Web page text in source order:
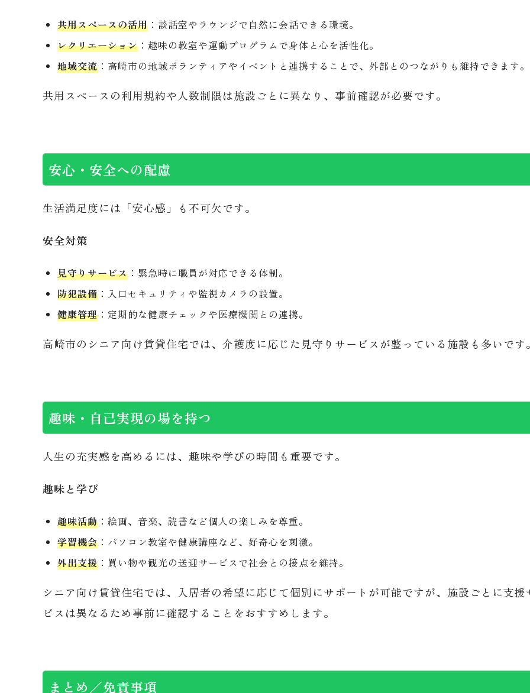
共用スペースの活用 ：談話室やラウンジで自然に会話できる環境。
レクリエーション ：趣味の教室や運動プログラムで身体と心を活性化。
地域交流 ：高崎市の地域ボランティアやイベントと連携することで、外部とのつながりも維持できます。
共用スペースの利用規約や人数制限は施設ごとに異なり、事前確認が必要です。
安心・安全への配慮
生活満足度には「安心感」も不可欠です。
安全対策
見守りサービス ：緊急時に職員が対応できる体制。
防犯設備 ：入口セキュリティや監視カメラの設置。
健康管理 ：定期的な健康チェックや医療機関との連携。
高崎市のシニア向け賃貸住宅では、介護度に応じた見守りサービスが整っている施設も多いです
趣味・自己実現の場を持つ
人生の充実感を高めるには、趣味や学びの時間も重要です。
趣味と学び
趣味活動 ：絵画、音楽、読書など個人の楽しみを尊重。
学習機会 ：パソコン教室や健康講座など、好奇心を刺激。
外出支援 ：買い物や観光の送迎サービスで社会との接点を維持。
シニア向け賃貸住宅では、入居者の希望に応じて個別にサポートが可能ですが、施設ごとに支援
ビスは異なるため事前に確認することをおすすめします。
まとめ／免責事項